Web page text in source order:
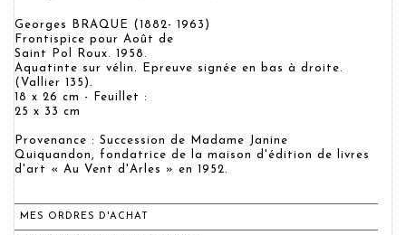
Georges BRAQUE (1882- 1963)
Frontispice pour Août de
Saint Pol Roux. 1958.
Aquatinte sur vélin. Epreuve signée en bas à droite.
(Vallier 135).
18 x 26 cm - Feuillet :
25 x 33 cm
Provenance : Succession de Madame Janine
Quiquandon, fondatrice de la maison d'édition de livres
d'art « Au Vent d'Arles » en 1952.
MES ORDRES D'ACHAT